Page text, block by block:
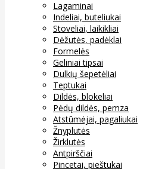
Lagaminai
Indeliai, buteliukai
Stoveliai, laikikliai
Dėžutės, padėklai
Formelės
Geliniai tipsai
Dulkių šepetėliai
Teptukai
Dildės, blokeliai
Pėdų dildės, pemza
Atstūmėjai, pagaliukai
Žnyplutės
Žirklutės
Antpirščiai
Pincetai, pieštukai